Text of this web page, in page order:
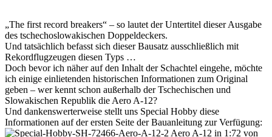
„The first record breakers“ – so lautet der Untertitel dieser Ausgabe
des tschechoslowakischen Doppeldeckers.
Und tatsächlich befasst sich dieser Bausatz ausschließlich mit
Rekordflugzeugen diesen Typs …
Doch bevor ich näher auf den Inhalt der Schachtel eingehe, möchte
ich einige einlietenden historischen Informationen zum Original
geben – wer kennt schon außerhalb der Tschechischen und
Slowakischen Republik die Aero A-12?
Und dankenswerterweise stellt uns Special Hobby diese
Informationen auf der ersten Seite der Bauanleitung zur Verfügung: